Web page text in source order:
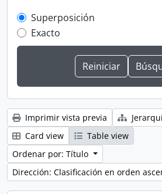
Superposición
Exacto
Imprimir vista previa
Card view
Table view
Ordenar por: Título
Dirección: Clasificación en orden